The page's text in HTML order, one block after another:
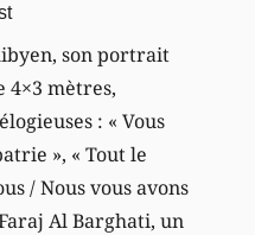
son portrait
4×3 mètres,
: « Vous
», « Tout le
/ Nous vous avons
Al Barghati, un